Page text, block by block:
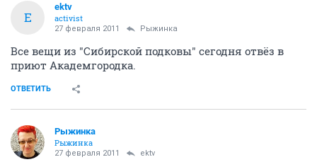
E
ektv
activist
27 февраля 2011 Рыжинка
Все вещи из "Сибирской подковы" сегодня отвёз в
приют Академгородка.
ОТВЕТИТЬ
Рыжинка
Рыжинка
27 февраля 2011 ektv